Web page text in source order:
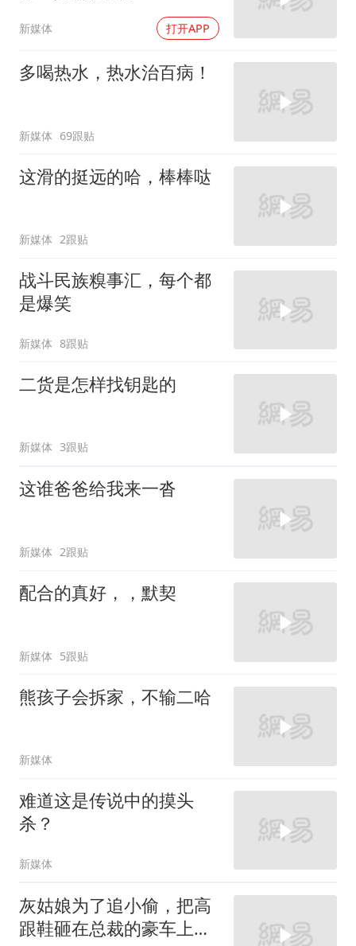
新媒体 打开APP
多喝热水，热水治百病！
新媒体 69跟贴
这滑的挺远的哈，棒棒哒
新媒体 2跟贴
战斗民族糗事汇，每个都
是爆笑
新媒体 8跟贴
二货是怎样找钥匙的
新媒体 3跟贴
这谁爸爸给我来一沓
新媒体 2跟贴
配合的真好，，默契
新媒体 5跟贴
熊孩子会拆家，不输二哈
新媒体
难道这是传说中的摸头
杀？
新媒体
灰姑娘为了追小偷，把高
跟鞋砸在总裁的豪车上，